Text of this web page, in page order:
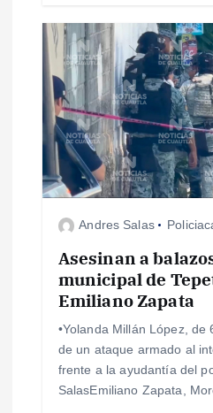
s
Andres Salas
Asesinan a
municipal de
Emiliano Zapata
•Yolanda Millán López,
de un ataque armado al
frente a la ayudantía del
SalasEmiliano Zapata,